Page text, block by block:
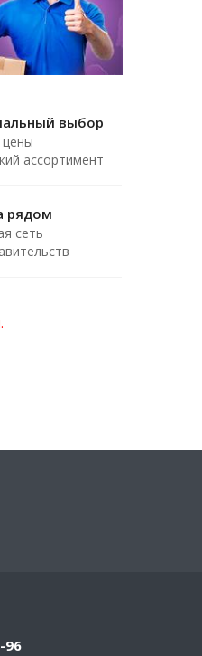
выбор
цены
ассортимент
рядом
сеть
96